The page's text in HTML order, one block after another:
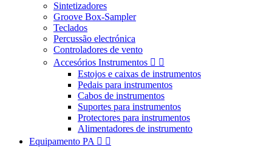
Sintetizadores
Groove Box-Sampler
Teclados
Percussão electrónica
Controladores de vento
Accesórios Instrumentos  
Estojos e caixas de instrumentos
Pedais para instrumentos
Cabos de instrumentos
Suportes para instrumentos
Protectores para instrumentos
Alimentadores de instrumento
Equipamento PA  